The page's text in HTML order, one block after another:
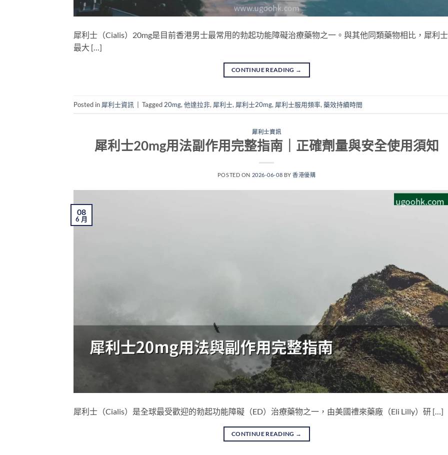
犀利士（Cialis）20mg是目前香港男士最常用的勃起功能障礙治療藥物之一。與其他同類藥物相比，犀利
最大 […]
CONTINUE READING →
Posted in 犀利士資訊 Tagged 20mg, 他達拉非, 犀利士, 犀利士20mg, 犀利士服用頻率, 藥效持續時間
犀利士資訊
犀利士20mg用法副作用完整指南｜正確劑量與安全使用須知
POSTED ON 2026-06-08 BY香港優購
08
6 月
犀利士（Cialis）是全球最受歡迎的勃起功能障礙（ED）治療藥物之一，由美國禮來藥廠（Eli Lilly）研 […]
CONTINUE READING →